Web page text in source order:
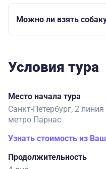
Можно ли взять
Условия тура
Место начала тура
Санкт-Петербург, 2
метро Парнас
Узнать стоимость из
Продолжительность